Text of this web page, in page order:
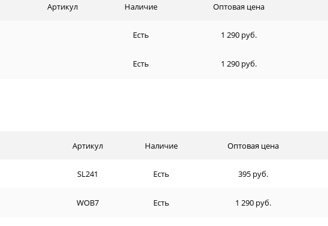
Артикул Наличие Оптовая цена
Есть 1 290 руб.
Есть 1 290 руб.
Артикул Наличие Оптовая цена
SL241 Есть 395 руб.
WOB7 Есть 1 290 руб.